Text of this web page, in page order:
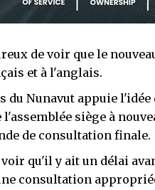
de voir que le
et à l'anglais.
du Nunavut appuie
siège à
de consultation finale.
qu'il y ait un délai
consultation